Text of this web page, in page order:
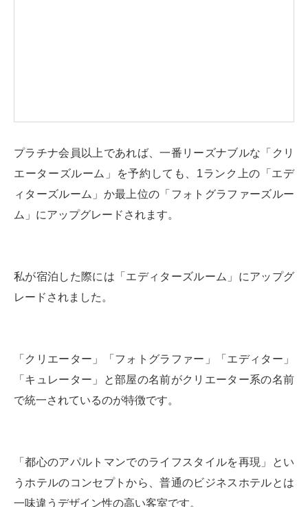
プラチナ会員以上であれば、一番リーズナブルな「クリ
エーターズルーム」を予約しても、1ランク上の「エデ
ィターズルーム」か最上位の「フォトグラファーズルー
ム」にアップグレードされます。
私が宿泊した際には「エディターズルーム」にアップグ
レードされました。
「クリエーター」「フォトグラファー」「エディター」
「キュレーター」と部屋の名前がクリエーター系の名前
で統一されているのが特徴です。
「都心のアパルトマンでのライフスタイルを再現」とい
うホテルのコンセプトから、普通のビジネスホテルとは
一味違うデザイン性の高い客室です。